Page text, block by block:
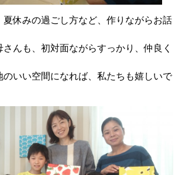
夏休みの過ごし方など、作りながらお話
んも、初対面ながらすっかり、仲良く
のいい空間になれば、私たちも嬉しいで